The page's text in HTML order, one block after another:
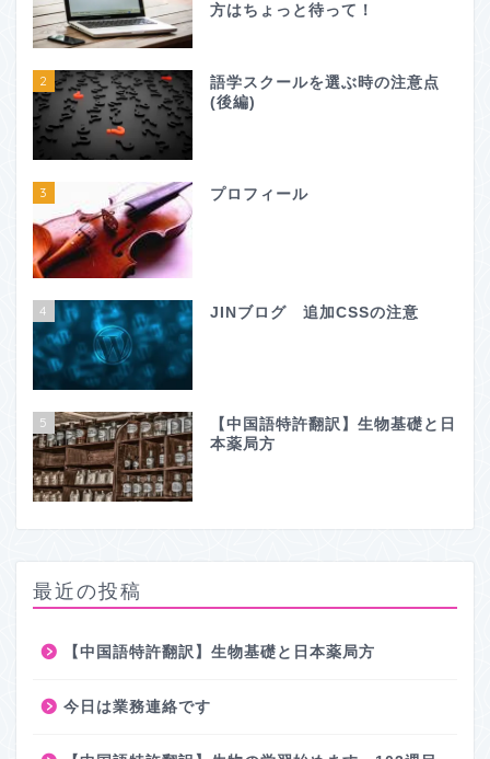
方はちょっと待って！
2
語学スクールを選ぶ時の注意点
(後編)
3 プロフィール
4 JINブログ 追加CSSの注意
5
【中国語特許翻訳】生物基礎と日
本薬局方
最近の投稿
【中国語特許翻訳】生物基礎と日本薬局方
今日は業務連絡です